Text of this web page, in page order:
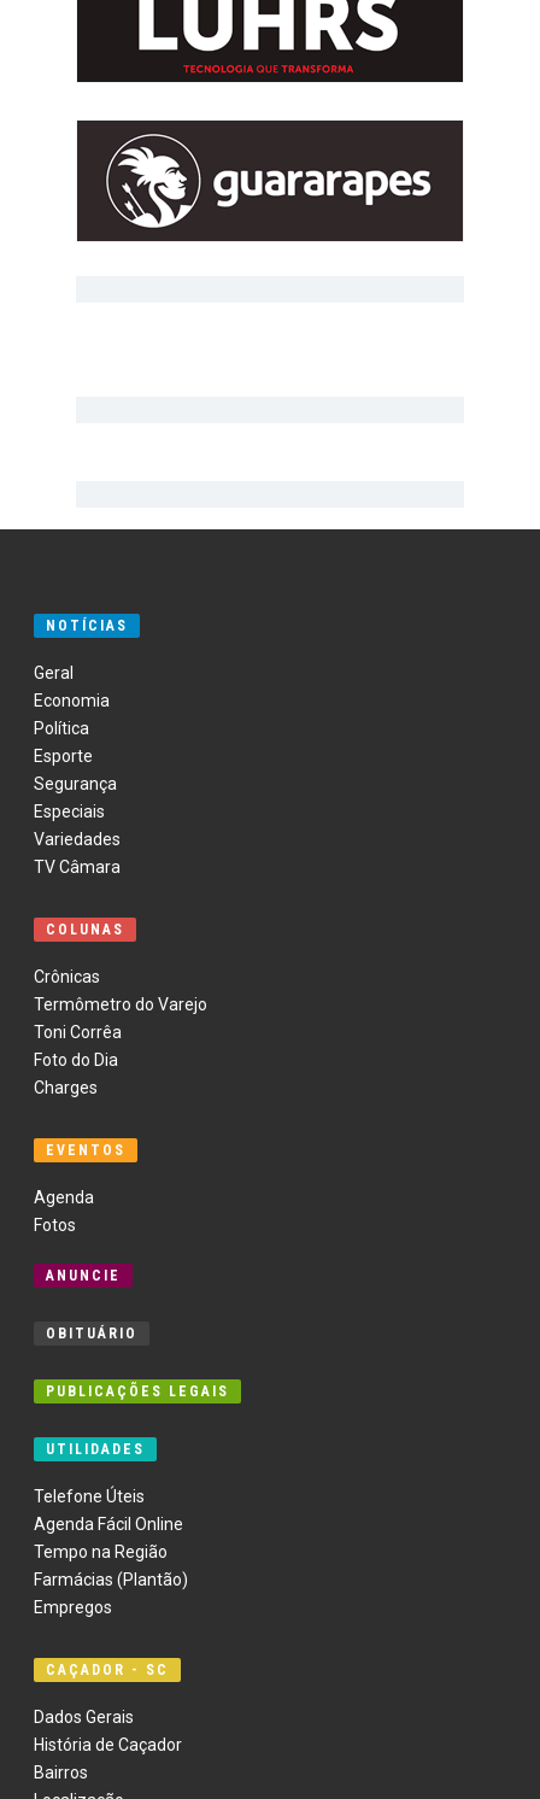
NOTÍCIAS
Geral
Economia
Política
Esporte
Segurança
Especiais
Variedades
TV Câmara
COLUNAS
Crônicas
Termômetro do Varejo
Toni Corrêa
Foto do Dia
Charges
EVENTOS
Agenda
Fotos
ANUNCIE
OBITUÁRIO
PUBLICAÇÕES LEGAIS
UTILIDADES
Telefone Úteis
Agenda Fácil Online
Tempo na Região
Farmácias (Plantão)
Empregos
CAÇADOR - SC
Dados Gerais
História de Caçador
Bairros